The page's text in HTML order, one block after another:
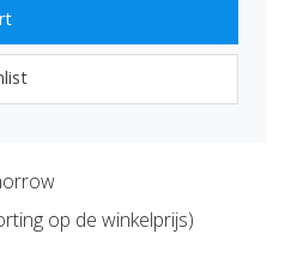
op de winkelprijs)